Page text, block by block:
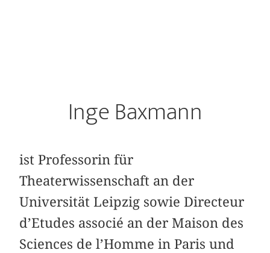
Inge Baxmann
ist Professorin für
Theaterwissenschaft an der
Universität Leipzig sowie Directeur
d’Etudes associé an der Maison des
Sciences de l’Homme in Paris und